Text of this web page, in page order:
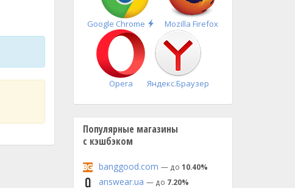
Google Chrome
Быстрая
установка
Mozilla Firefox
Opera Яндекс.Браузер
Популярные магазины
с кэшбэком
banggood.com — до 10.40%
answear.ua — до 7.20%